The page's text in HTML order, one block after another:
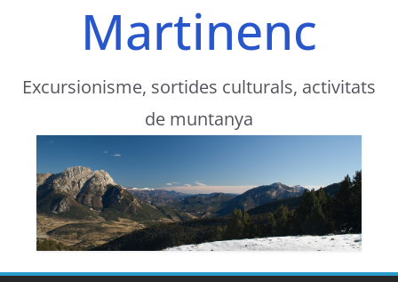
Martinenc
Excursionisme, sortides culturals, activitats
de muntanya